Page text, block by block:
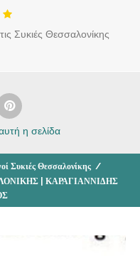
Συκιές Θεσσαλονίκης
η σελίδα
Συκιές Θεσσαλονίκης /
| ΚΑΡΑΓΙΑΝΝΙΔΗΣ